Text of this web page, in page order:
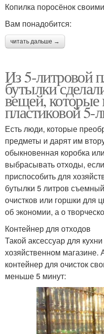
Копилка поросёнок
Вам понадобится:
читать дальше →
Из 5-литровой
бутылки
вещей, которые
пластиковой 5-
Есть люди, которые
предметы и дарят им
обыкновенная коробка
выбрасывать отходы,
приспособить для
бутылки 5 литров
очистков или горшки для
об экономии, а о
Контейнер для отходов
Такой аксессуар для
хозяйственном магазине.
контейнер для очисток
меньше 5 минут: